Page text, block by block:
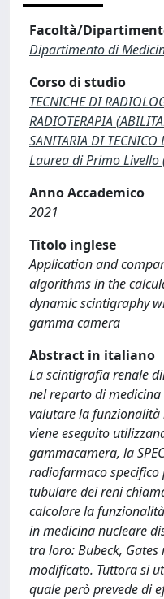
Facoltà/
Dipartimento di
Corso di studio
TECNICHE DI
RADIOTERAPIA
SANITARIA DI
Laurea di Primo Livello
Anno Accademico
2021
Titolo inglese
Application and
algorithms in the
dynamic scintigraphy
gamma camera
Abstract in italiano
La scintigrafia renale
nel reparto di
valutare la funzionalità
viene eseguito
gammacamera, la
radiofarmaco
tubulare dei reni
calcolare la
in medicina nucleare
tra loro: Bubeck,
modificato. Tuttora si
quale però prevede di